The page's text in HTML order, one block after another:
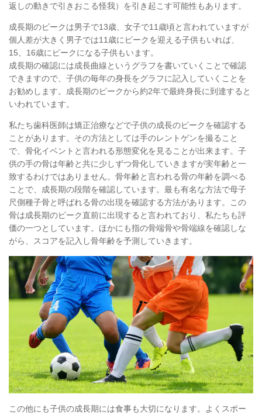
返しの動きで引きおこる怪我）を引き起こす可能性もあります。
成長期のピークは男子で13歳、女子で11歳頃と言われていますが
個人差が大きく男子では11歳にピークを迎える子供もいれば、
15、16歳にピークになる子供もいます。
成長期の確認には成長曲線というグラフを書いていくことで確認
できますので、子供の毎年の身長をグラフに記入していくことを
お勧めします。成長期のピークから約2年で最終身長に到達すると
いわれています。
私たち歯科医師は矯正治療などで子供の成長のピークを確認する
ことがあります。その方法としては手のレントゲンを撮ること
で、骨化イベントと言われる形態変化を見ることが出来ます。子
供の手の骨は年齢と共に少しずつ骨化していきますが実年齢と一
致するわけではありません。骨年齢と言われる骨の年齢を調べる
ことで、成長期の段階を確認しています。最も有名な方法で母子
尺側種子骨と呼ばれる骨の出現を確認する方法があります。この
骨は成長期のピーク直前に出現すると言われており、私たちも評
価の一つとしています。ほかにも指の骨端骨や骨端線を確認しな
がら、スコアを記入し骨年齢を予測していきます。
この他にも子供の成長期には食事も大切になります。よくスポー